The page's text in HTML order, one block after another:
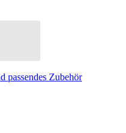
passendes Zubehör